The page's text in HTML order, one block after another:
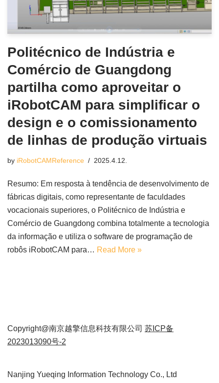
Politécnico de Indústria e
Comércio de Guangdong
partilha como aproveitar o
iRobotCAM para simplificar o
design e o comissionamento
de linhas de produção virtuais
by iRobotCAMReference 2025.4.12.
Resumo: Em resposta à tendência de desenvolvimento de
fábricas digitais, como representante de faculdades
vocacionais superiores, o Politécnico de Indústria e
Comércio de Guangdong combina totalmente a tecnologia
da informação e utiliza o software de programação de
robôs iRobotCAM para… Read More »
Copyright@南京越擎信息科技有限公司 苏ICP备
2023013090号-2
Nanjing Yueqing Information Technology Co., Ltd